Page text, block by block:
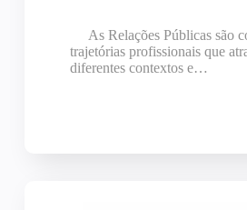
As Relações Públicas são
trajetórias profissionais que
diferentes contextos e…